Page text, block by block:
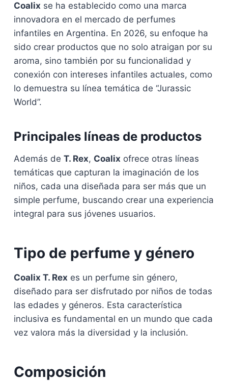
Coalix se ha establecido como una marca
innovadora en el mercado de perfumes
infantiles en Argentina. En 2026, su enfoque ha
sido crear productos que no solo atraigan por su
aroma, sino también por su funcionalidad y
conexión con intereses infantiles actuales, como
lo demuestra su línea temática de “Jurassic
World”.
Principales líneas de productos
Además de T. Rex, Coalix ofrece otras líneas
temáticas que capturan la imaginación de los
niños, cada una diseñada para ser más que un
simple perfume, buscando crear una experiencia
integral para sus jóvenes usuarios.
Tipo de perfume y género
Coalix T. Rex es un perfume sin género,
diseñado para ser disfrutado por niños de todas
las edades y géneros. Esta característica
inclusiva es fundamental en un mundo que cada
vez valora más la diversidad y la inclusión.
Composición